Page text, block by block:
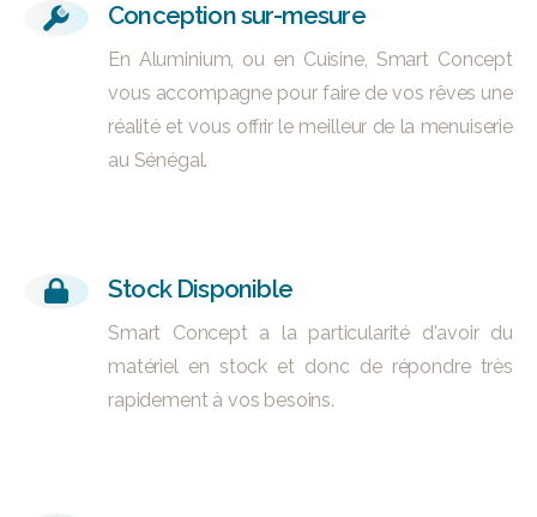
Conception sur-mesure
En Aluminium, ou en Cuisine, Smart Concept
vous accompagne pour faire de vos rêves une
réalité et vous offrir le meilleur de la menuiserie
au Sénégal.
Stock Disponible
Smart Concept a la particularité d'avoir du
matériel en stock et donc de répondre très
rapidement à vos besoins.